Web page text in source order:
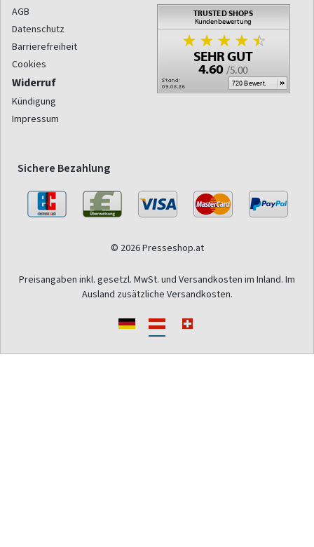
AGB
Datenschutz
Barrierefreiheit
Cookies
Widerruf
Kündigung
Impressum
Sichere Bezahlung
© 2026 Presseshop.at
Preisangaben inkl. gesetzl. MwSt. und Versandkosten im Inland. Im
Ausland zusätzliche Versandkosten.